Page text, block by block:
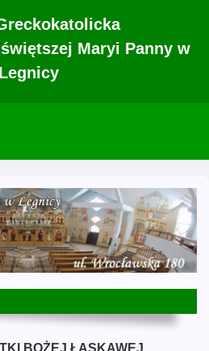
Maryi Panny w
Legnicy
BOŻEJ ŁASKAWEJ